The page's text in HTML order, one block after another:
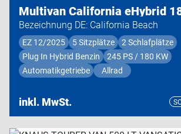
Multivan California eHybrid
Bezeichnung DE: California Beach
EZ 12/2025 5 Sitzplätze
2 Schlafplätze
Plug In Hybrid Benzin
245 PS / 180 KW
Automatikgetriebe
Allrad
inkl. MwSt.